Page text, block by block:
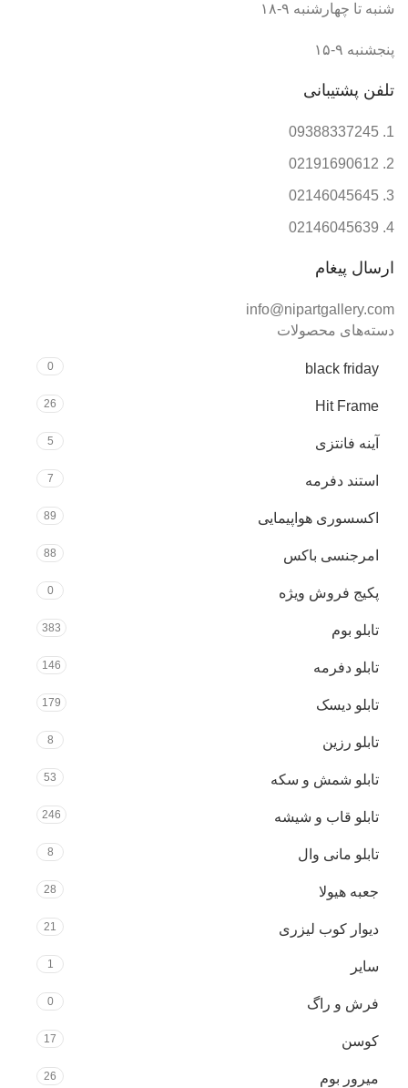
شنبه تا چهارشنبه ۹-۱۸
پنجشنبه ۹-۱۵
تلفن پشتیبانی
09388337245
02191690612
02146045645
02146045639
ارسال پیغام
info@nipartgallery.com
دسته‌های محصولات
black friday
0
Hit Frame
26
آینه فانتزی 5
استند دفرمه 7
اکسسوری هواپیمایی 89
امرجنسی باکس 88
پکیج فروش ویژه 0
تابلو بوم 383
تابلو دفرمه 146
تابلو دیسک 179
تابلو رزین 8
تابلو شمش و سکه 53
تابلو قاب و شیشه 246
تابلو مانی وال 8
جعبه هیولا 28
دیوار کوب لیزری 21
سایر 1
فرش و راگ 0
کوسن 17
میرور بوم 26